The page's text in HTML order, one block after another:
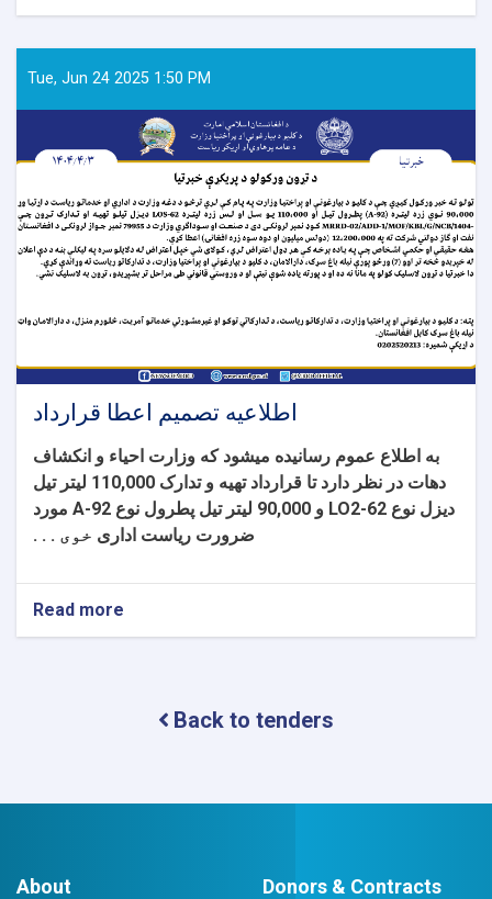
به
داوطلبی
Tue, Jun 24 2025 1:50 PM
اطلاعیه تصمیم اعطا قرارداد
به اطلاع عموم رسانیده میشود که وزارت احیاء و انکشاف
دهات در نظر دارد تا قرارداد
تهیه و تدارک 110,000 لیتر تیل
دیزل نوع LO2-62 و 90,000 لیتر تیل پطرول نوع A-92
مورد
ضرورت ریاست اداری خوی . . .
Read more
Back to tenders
About Donors & Contracts